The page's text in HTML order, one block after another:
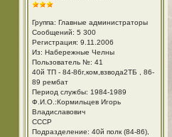
Группа: Главные администраторы
Сообщений: 5 300
Регистрация: 9.11.2006
Из: Набережные Челны
Пользователь №: 41
40й ТП - 84-86г,ком,взвода2ТБ , 86-
89 рембат
Период службы: 1984-1989
Ф.И.О.:Кормильцев Игорь
Владиславович
СССР
Подразделение: 40й полк (84-86),